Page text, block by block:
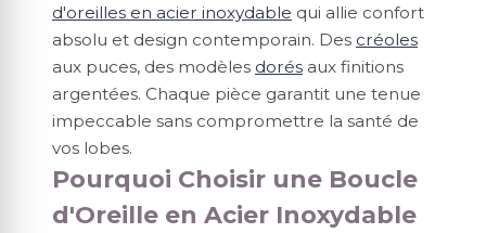
d'oreilles en acier inoxydable qui allie confort
absolu et design contemporain. Des créoles
aux puces, des modèles dorés aux finitions
argentées. Chaque pièce garantit une tenue
impeccable sans compromettre la santé de
vos lobes.
Pourquoi Choisir une Boucle
d'Oreille en Acier Inoxydable